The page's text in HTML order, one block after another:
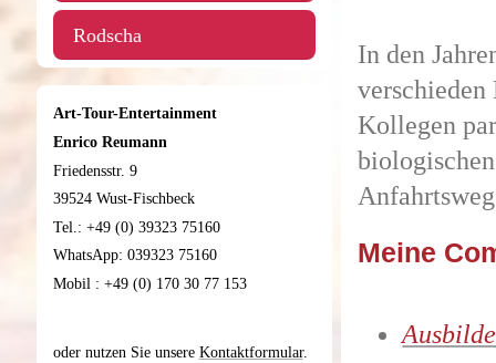
In den
Kollegen
Meine
Rodscha
Art-Tour-Entertainment
Enrico Reumann
Friedensstr. 9
39524 Wust-Fischbeck
Tel.: +49 (0) 39323 75160
WhatsApp: 039323 75160
Mobil : +49 (0) 170 30 77 153
oder nutzen Sie unsere Kontaktformular.